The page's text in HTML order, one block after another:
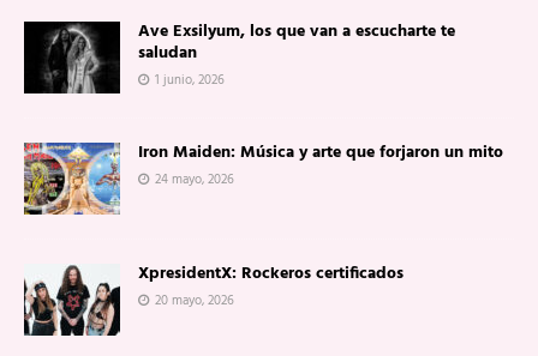
Ave Exsilyum, los que van a escucharte te
saludan
1 junio, 2026
Iron Maiden: Música y arte que forjaron un mito
24 mayo, 2026
XpresidentX: Rockeros certificados
20 mayo, 2026